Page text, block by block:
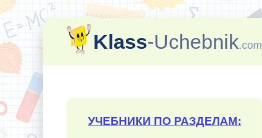
Klass-Uchebnik.com
УЧЕБНИКИ ПО РАЗДЕЛАМ: